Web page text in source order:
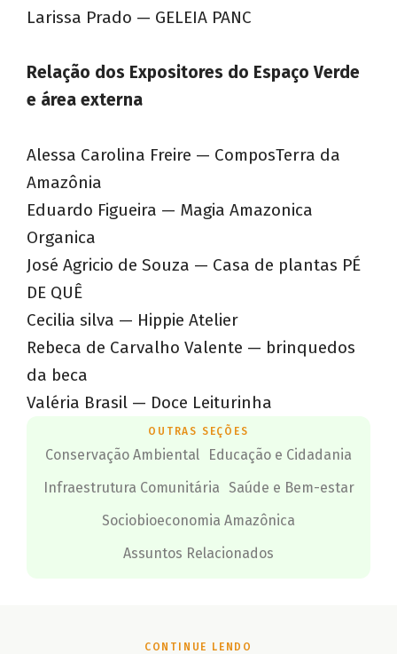
Larissa Prado — GELEIA PANC
Relação dos Expositores do Espaço Verde
e área externa
Alessa Carolina Freire — ComposTerra da
Amazônia
Eduardo Figueira — Magia Amazonica
Organica
José Agricio de Souza — Casa de plantas PÉ
DE QUÊ
Cecilia silva — Hippie Atelier
Rebeca de Carvalho Valente — brinquedos
da beca
Valéria Brasil — Doce Leiturinha
OUTRAS SEÇÕES
Conservação Ambiental
Educação e Cidadania
Infraestrutura Comunitária Saúde e Bem-estar
Sociobioeconomia Amazônica
Assuntos Relacionados
CONTINUE LENDO